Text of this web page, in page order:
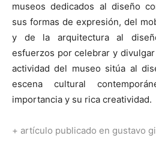
museos dedicados al diseño
sus formas de expresión, del
y de la arquitectura al
esfuerzos por celebrar y
actividad del museo sitúa al
escena cultural
importancia y su rica creatividad.
+ artículo publicado en gustavo